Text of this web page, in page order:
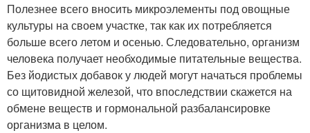
Полезнее всего вносить микроэлементы под овощные
культуры на своем участке, так как их потребляется
больше всего летом и осенью. Следовательно, организм
человека получает необходимые питательные вещества.
Без йодистых добавок у людей могут начаться проблемы
со щитовидной железой, что впоследствии скажется на
обмене веществ и гормональной разбалансировке
организма в целом.